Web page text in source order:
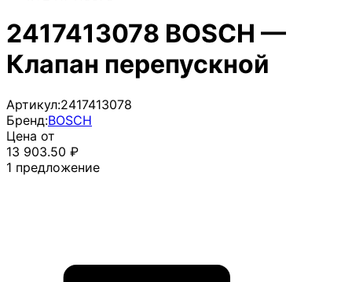
2417413078 BOSCH —
Клапан перепускной
Артикул:2417413078
Бренд:BOSCH
Цена от
13 903.50 ₽
1 предложение